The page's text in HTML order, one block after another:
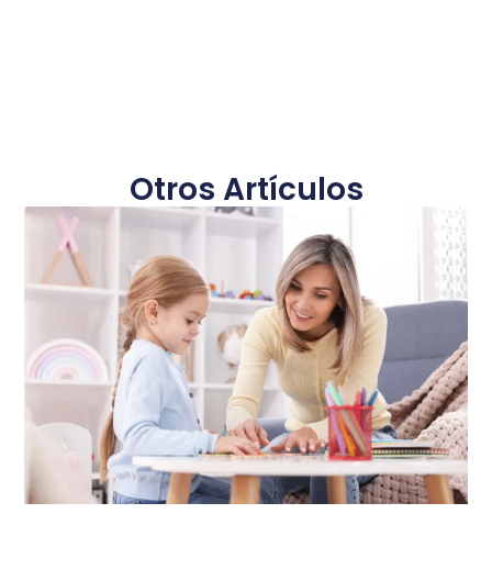
Otros Artículos